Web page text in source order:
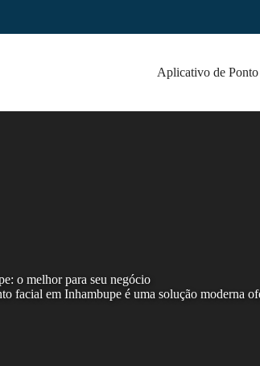
Aplicativo de Ponto
o melhor para seu negócio
facial em Inhambupe é uma solução moderna